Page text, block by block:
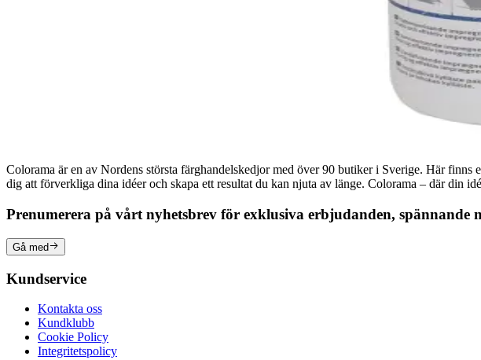
Colorama är en av Nordens största färghandelskedjor med över 90 butiker i Sverige. Här
dig att förverkliga dina idéer och skapa ett resultat du kan njuta av länge. Colorama – där din
Prenumerera på vårt nyhetsbrev för exklusiva erbjudanden, spännande
Gå med
Kundservice
Kontakta oss
Kundklubb
Cookie Policy
Integritetspolicy